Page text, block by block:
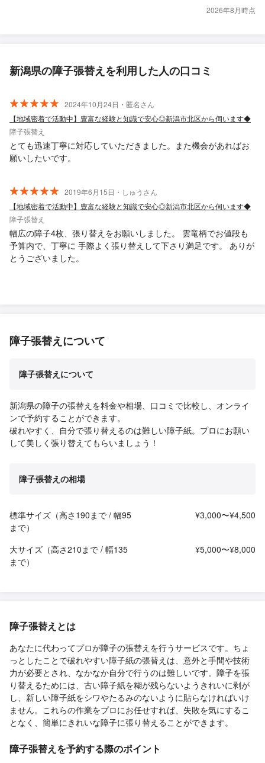
2026年8月時点
新潟県の障子張替えを利用した人の口コミ
2024年10月24日・匿名さん
【地域密着で活動中】豊富な経験と知識で安心◎新潟市北区から伺います◆
障子張替え
とても迅速丁寧に対応していただきました。また機会があればお
願いしたいです。
2019年6月15日・しゅうさん
【地域密着で活動中】豊富な経験と知識で安心◎新潟市北区から伺います◆
障子張替え
幅広の障子4枚、張り替えをお願いしました。 雲竜柄でお値段も
予算内で、丁寧に 手際よく張り替えして下さり満足です。 ありが
とうございました。
障子張替えについて
障子張替えについて
新潟県の障子の張替えを料金や相場、口コミで比較し、オンライ
ンで予約することができます。
破れやすく、自分で張り替えるのは難しい障子紙。プロにお願い
して美しく張り替えてもらいましょう！
障子張替えの相場
標準サイズ（高さ190まで / 幅95
まで）
¥3,000〜¥4,500
大サイズ（高さ210まで / 幅135
まで）
¥5,000〜¥8,000
障子張替えとは
あなたに代わってプロが障子の張替えを行うサービスです。ちょ
っとしたことで破れやすい障子紙の張替えは、意外と手間や技術
力が必要とされ、なかなか自分で行うのは難しいです。障子を張
り替えるためには、古い障子紙を糊が残らないようきれいに剥が
し、新しい障子紙をシワやたるみのないように貼らなければいけ
ません。これらの作業をプロにお任せすれば、失敗を気にするこ
となく、簡単にきれいな障子に張り替えることができます。
障子張替えを予約する際のポイント